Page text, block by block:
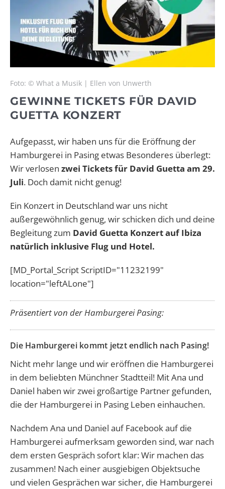
Foto: © What a Musik | Ellen von Unwerth
GEWINNE TICKETS FÜR DAVID
GUETTA KONZERT
Aufgepasst, wir haben uns für die Eröffnung der
Hamburgerei in Pasing etwas Besonderes überlegt:
Wir verlosen zwei Tickets für David Guetta am 29.
Juli. Doch damit nicht genug!
Ein Konzert in Deutschland war uns nicht
außergewöhnlich genug, wir schicken dich und deine
Begleitung zum David Guetta Konzert auf Ibiza
natürlich inklusive Flug und Hotel.
[MD_Portal_Script ScriptID="11232199"
location="leftALone"]
Präsentiert von der Hamburgerei Pasing:
Die Hamburgerei kommt jetzt endlich nach Pasing!
Nicht mehr lange und wir eröffnen die Hamburgerei
in dem beliebten Münchner Stadtteil! Mit Ana und
Daniel haben wir zwei großartige Partner gefunden,
die der Hamburgerei in Pasing Leben einhauchen.
Nachdem Ana und Daniel auf Facebook auf die
Hamburgerei aufmerksam geworden sind, war nach
dem ersten Gespräch sofort klar: Wir machen das
zusammen! Nach einer ausgiebigen Objektsuche
und vielen Gesprächen war sicher, die Hamburgerei